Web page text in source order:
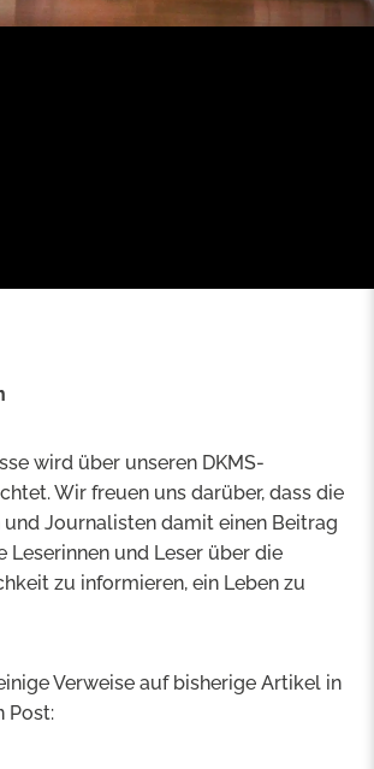
wird über unseren DKMS-
Wir freuen uns darüber, dass die
Journalisten damit einen Beitrag
Leserinnen und Leser über die
zu informieren, ein Leben zu
Verweise auf bisherige Artikel in
Post: